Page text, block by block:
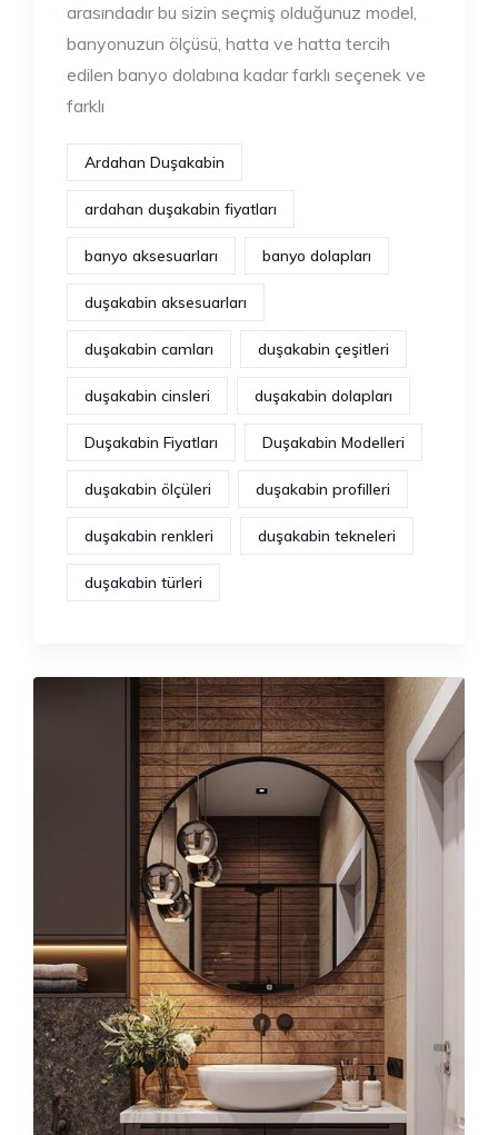
arasındadır bu sizin seçmiş olduğunuz model,
banyonuzun ölçüsü, hatta ve hatta tercih
edilen banyo dolabına kadar farklı seçenek ve
farklı
Ardahan Duşakabin
ardahan duşakabin fiyatları
banyo aksesuarları banyo dolapları
duşakabin aksesuarları
duşakabin camları duşakabin çeşitleri
duşakabin cinsleri duşakabin dolapları
Duşakabin Fiyatları Duşakabin Modelleri
duşakabin ölçüleri duşakabin profilleri
duşakabin renkleri duşakabin tekneleri
duşakabin türleri